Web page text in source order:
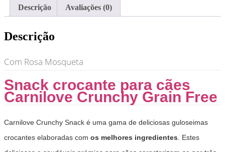
Descrição Avaliações (0)
Descrição
Com Rosa Mosqueta
Snack crocante para cães
Carnilove Crunchy Grain Free
Carnilove Crunchy Snack é uma gama de deliciosas guloseimas
crocantes elaboradas com os melhores ingredientes . Estes